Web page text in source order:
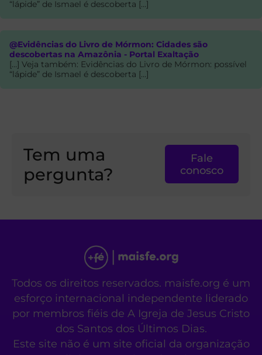
“lápide” de Ismael é descoberta […]
@Evidências do Livro de Mórmon: Cidades são
descobertas na Amazônia - Portal Exaltação
[…] Veja também: Evidências do Livro de Mórmon: possível
“lápide” de Ismael é descoberta […]
Tem uma
pergunta?
Fale
conosco
Todos os direitos reservados. maisfe.org é um
esforço internacional independente liderado
por membros fiéis de A Igreja de Jesus Cristo
dos Santos dos Últimos Dias.
Este site não é um site oficial da organização